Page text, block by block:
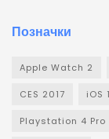
Позначки
Apple Watch 2
CES 2017 iOS
Playstation 4 Pro